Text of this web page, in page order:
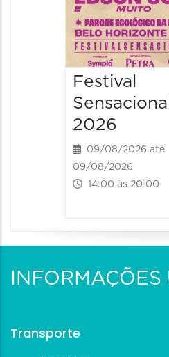
Festival
Sensacional
2026
09/08/2026 até
09/08/2026
14:00 às 20:00
INFORMAÇÕES
Transporte